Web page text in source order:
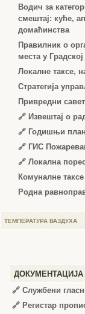
Водич за
смештај: куће,
домаћинства
Правилник о
места у
Локалне таксе,
Стратегија
Привредни
🔗 Извештај о
🔗 Годишњи
🔗 ГИС
🔗 Локална
Комуналне
Родна
ТЕМПЕРАТУРА ВАЗДУХА
ДОКУМЕНТАЦИЈА
🔗 Службени
🔗 Регистар